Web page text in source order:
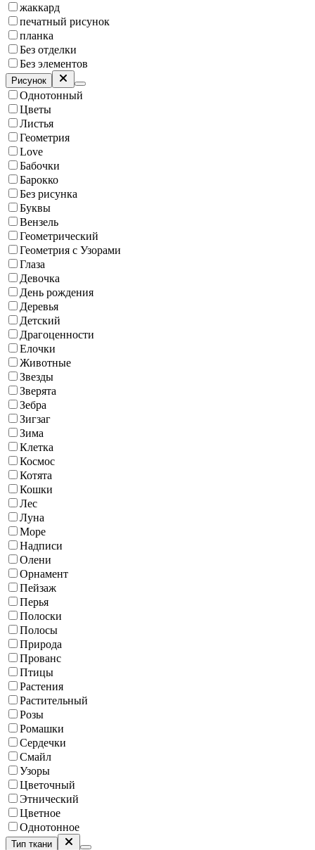
жаккард
печатный рисунок
планка
Без отделки
Без элементов
Рисунок
Однотонный
Цветы
Листья
Геометрия
Love
Бабочки
Барокко
Без рисунка
Буквы
Вензель
Геометрический
Геометрия с Узорами
Глаза
Девочка
День рождения
Деревья
Детский
Драгоценности
Елочки
Животные
Звезды
Зверята
Зебра
Зигзаг
Зима
Клетка
Космос
Котята
Кошки
Лес
Луна
Море
Надписи
Олени
Орнамент
Пейзаж
Перья
Полоски
Полосы
Природа
Прованс
Птицы
Растения
Растительный
Розы
Ромашки
Сердечки
Смайл
Узоры
Цветочный
Этнический
Цветное
Однотонное
Тип ткани